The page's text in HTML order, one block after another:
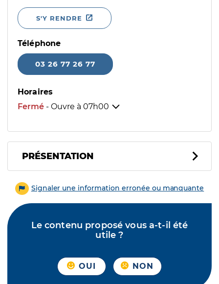
S'Y RENDRE
Téléphone
03 26 77 26 77
Horaires
Fermé - Ouvre à 07h00
PRÉSENTATION
Signaler une information erronée ou manquante
Le contenu proposé vous a-t-il été
utile ?
OUI NON